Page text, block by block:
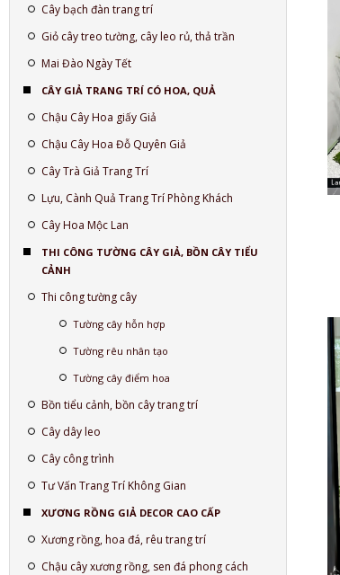
Cây bạch đàn trang trí
Giỏ cây treo tường, cây leo rủ, thả trần
Mai Đào Ngày Tết
CÂY GIẢ TRANG TRÍ CÓ HOA, QUẢ
Chậu Cây Hoa giấy Giả
Chậu Cây Hoa Đỗ Quyên Giả
Cây Trà Giả Trang Trí
Lựu, Cành Quả Trang Trí Phòng Khách
Cây Hoa Mộc Lan
THI CÔNG TƯỜNG CÂY GIẢ, BỒN CÂY TIỂU
CẢNH
Thi công tường cây
Tường cây hỗn hợp
Tường rêu nhân tạo
Tường cây điểm hoa
Bồn tiểu cảnh, bồn cây trang trí
Cây dây leo
Cây công trình
Tư Vấn Trang Trí Không Gian
XƯƠNG RỒNG GIẢ DECOR CAO CẤP
Xương rồng, hoa đá, rêu trang trí
Chậu cây xương rồng, sen đá phong cách